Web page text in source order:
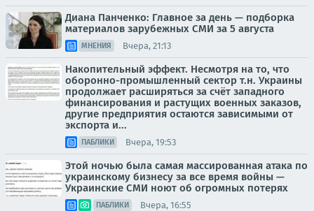
Диана Панченко: Главное за день — подборка
материалов зарубежных СМИ за 5 августа
МНЕНИЯ Вчера, 21:13
Накопительный эффект. Несмотря на то, что
оборонно-промышленный сектор т.н. Украины
продолжает расширяться за счёт западного
финансирования и растущих военных заказов,
другие предприятия остаются зависимыми от
экспорта и...
ПАБЛИКИ Вчера, 19:53
Этой ночью была самая массированная атака по
украинскому бизнесу за все время войны —
Украинские СМИ ноют об огромных потерях
ПАБЛИКИ Вчера, 16:55